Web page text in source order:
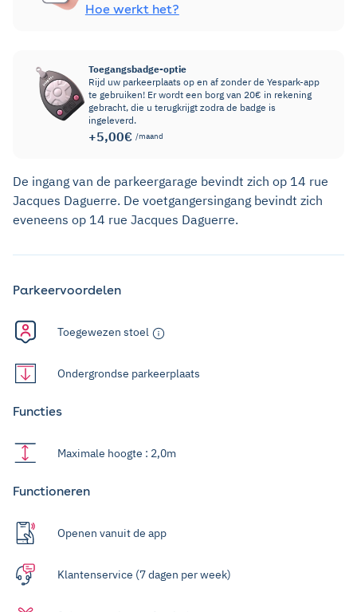
Hoe werkt het?
Toegangsbadge-optie
Rijd uw parkeerplaats op en af zonder de Yespark-app
te gebruiken! Er wordt een borg van 20€ in rekening
gebracht, die u terugkrijgt zodra de badge is
ingeleverd.
+5,00€ /maand
De ingang van de parkeergarage bevindt zich op 14 rue
Jacques Daguerre. De voetgangersingang bevindt zich
eveneens op 14 rue Jacques Daguerre.
Parkeervoordelen
Toegewezen stoel
Ondergrondse parkeerplaats
Functies
Maximale hoogte : 2,0m
Functioneren
Openen vanuit de app
Klantenservice (7 dagen per week)